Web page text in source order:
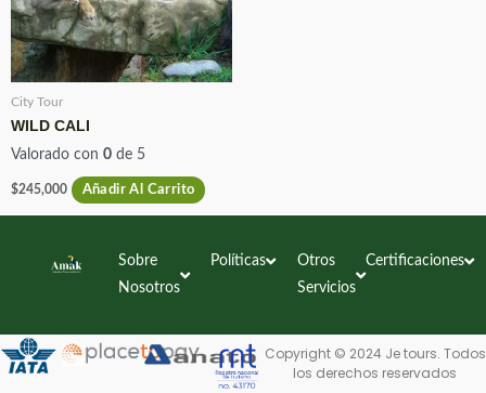
City Tour
WILD CALI
Valorado con 0 de 5
$245,000 Añadir Al Carrito
Sobre
Nosotros
Políticas
Otros
Servicios
Certificaciones
Copyright © 2024 Je tours. Todos
los derechos reservados